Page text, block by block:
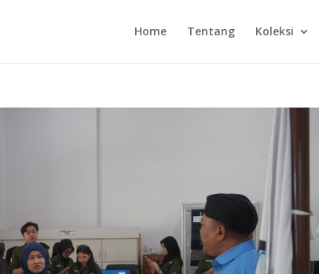
Home Tentang Koleksi